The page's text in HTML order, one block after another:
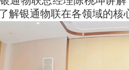
解银通物联在各领域的核